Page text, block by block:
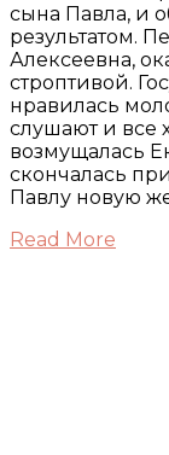
сына Павла, и
результатом.
Алексеевна,
строптивой.
нравилась
слушают и все
возмущалась
скончалась
Павлу новую
Read More